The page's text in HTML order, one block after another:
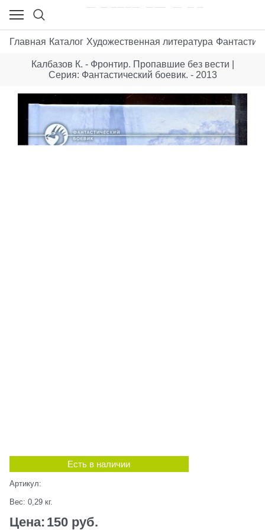
Главная Каталог Художественная литература
Калбазов К. - Фронтир. Пропавшие без вести |
Серия: Фантастический боевик. - 2013
Есть в наличии
Артикул:
Вес: 0,29 кг.
Цена: 150 руб.